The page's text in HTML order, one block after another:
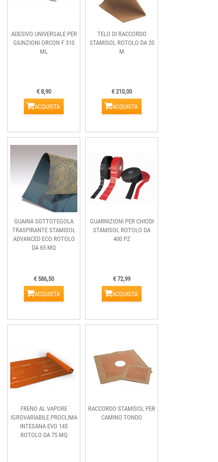
ADESIVO UNIVERSALE PER
GIUNZIONI ORCON F 310
ML
€ 8,90
ACQUISTA
TELO DI RACCORDO
STAMISOL ROTOLO DA 20
M
€ 210,00
ACQUISTA
GUAINA SOTTOTEGOLA
TRASPIRANTE STAMISOL
ADVANCED ECO ROTOLO
DA 65 MQ
€ 586,50
ACQUISTA
GUARNIZIONI PER CHIODI
STAMISOL ROTOLO DA
400 PZ
€ 72,99
ACQUISTA
FRENO AL VAPORE
IGROVARIABILE PROCLIMA
INTESANA EVO 145
ROTOLO DA 75 MQ
RACCORDO STAMISOL PER
CAMINO TONDO